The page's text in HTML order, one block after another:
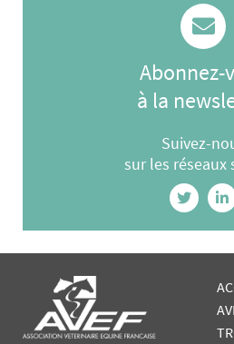
Abonnez-
à la
Suivez-
sur les réseaux